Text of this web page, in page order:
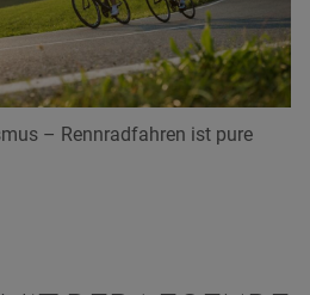
– Rennradfahren ist pure